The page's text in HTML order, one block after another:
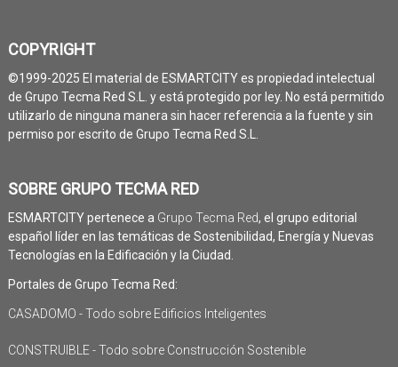
COPYRIGHT
©1999-2025 El material de ESMARTCITY es propiedad intelectual
de Grupo Tecma Red S.L. y está protegido por ley. No está permitido
utilizarlo de ninguna manera sin hacer referencia a la fuente y sin
permiso por escrito de Grupo Tecma Red S.L.
SOBRE GRUPO TECMA RED
ESMARTCITY pertenece a Grupo Tecma Red, el grupo editorial
español líder en las temáticas de Sostenibilidad, Energía y Nuevas
Tecnologías en la Edificación y la Ciudad.
Portales de Grupo Tecma Red:
CASADOMO - Todo sobre Edificios Inteligentes
CONSTRUIBLE - Todo sobre Construcción Sostenible